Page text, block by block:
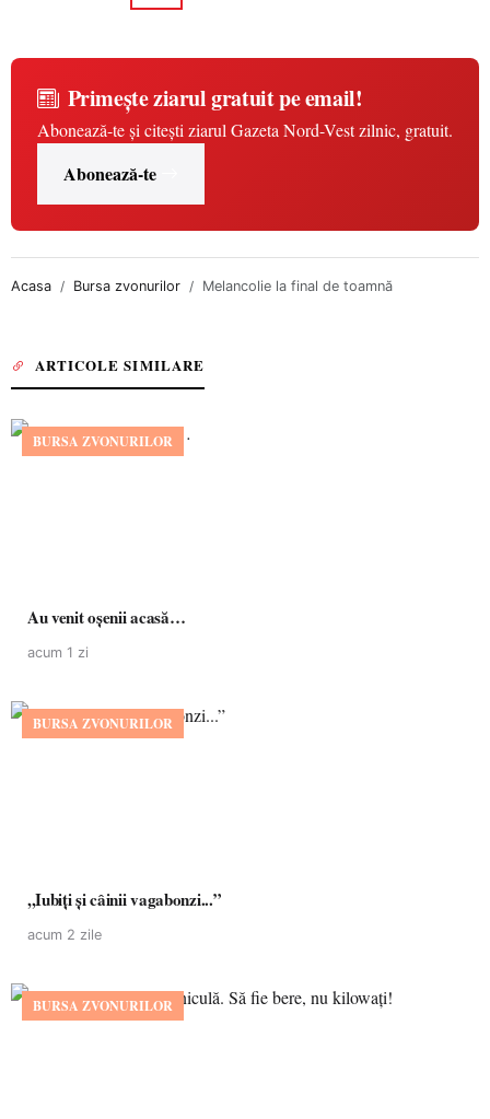
Primește ziarul gratuit pe email!
Abonează-te și citești ziarul Gazeta Nord-Vest zilnic, gratuit.
Abonează-te
Acasa Bursa zvonurilor Melancolie la final de toamnă
ARTICOLE SIMILARE
BURSA ZVONURILOR
Au venit oșenii acasă…
acum 1 zi
BURSA ZVONURILOR
,,Iubiți și câinii vagabonzi...”
acum 2 zile
BURSA ZVONURILOR